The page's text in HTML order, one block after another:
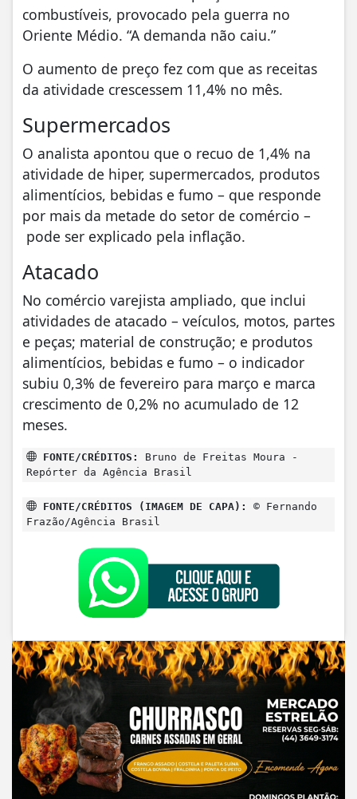
combustíveis, provocado pela guerra no
Oriente Médio. “A demanda não caiu.”
O aumento de preço fez com que as receitas
da atividade crescessem 11,4% no mês.
Supermercados
O analista apontou que o recuo de 1,4% na
atividade de hiper, supermercados, produtos
alimentícios, bebidas e fumo – que responde
por mais da metade do setor de comércio –
pode ser explicado pela inflação.
Atacado
No comércio varejista ampliado, que inclui
atividades de atacado – veículos, motos, partes
e peças; material de construção; e produtos
alimentícios, bebidas e fumo – o indicador
subiu 0,3% de fevereiro para março e marca
crescimento de 0,2% no acumulado de 12
meses.
FONTE/CRÉDITOS:
Bruno de Freitas Moura -
Repórter da Agência Brasil
FONTE/CRÉDITOS (IMAGEM DE CAPA):
© Fernando
Frazão/Agência Brasil